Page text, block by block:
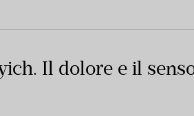
Il dolore e il